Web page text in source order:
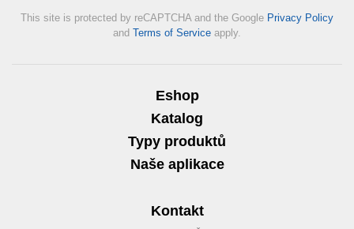
This site is protected by reCAPTCHA and the Google Privacy Policy
and Terms of Service apply.
Eshop
Katalog
Typy produktů
Naše aplikace
Kontakt